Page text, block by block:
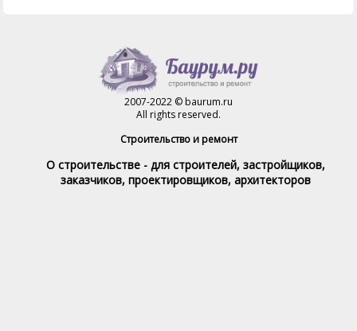
2007-2022 © baurum.ru
All rights reserved.
Строительство и ремонт
О строительстве - для строителей, застройщиков,
заказчиков, проектировщиков, архитекторов